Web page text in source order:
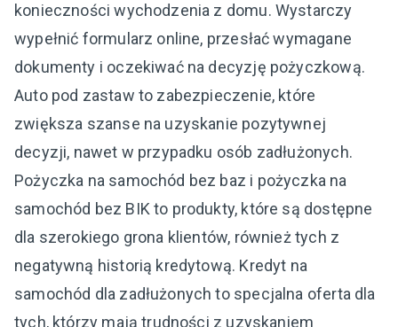
konieczności wychodzenia z domu. Wystarczy
wypełnić formularz online, przesłać wymagane
dokumenty i oczekiwać na decyzję pożyczkową.
Auto pod zastaw to zabezpieczenie, które
zwiększa szanse na uzyskanie pozytywnej
decyzji, nawet w przypadku osób zadłużonych.
Pożyczka na samochód bez baz i pożyczka na
samochód bez BIK to produkty, które są dostępne
dla szerokiego grona klientów, również tych z
negatywną historią kredytową. Kredyt na
samochód dla zadłużonych to specjalna oferta dla
tych, którzy mają trudności z uzyskaniem